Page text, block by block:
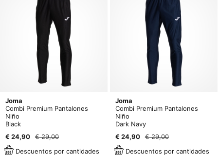
Joma
Combi Premium Pantalones
Niño
Black
€ 24,90
€ 29,00
Descuentos por cantidades
Joma
Combi Premium Pantalones
Niño
Dark Navy
€ 24,90
€ 29,00
Descuentos por cantidades